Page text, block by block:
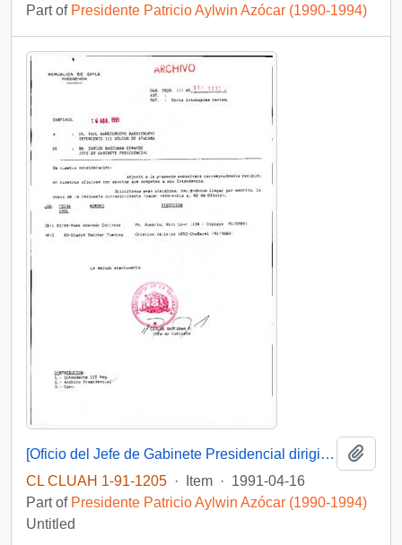
Part of Presidente Patricio Aylwin Azócar (1990-1994)
[Oficio del Jefe de Gabinete Presidencial dirigido al Intendente de la III Región de Atacama, Sr. Raúl Barrionuevo]
CL CLUAH 1-91-1205 · Item · 1991-04-16
Part of Presidente Patricio Aylwin Azócar (1990-1994)
Untitled